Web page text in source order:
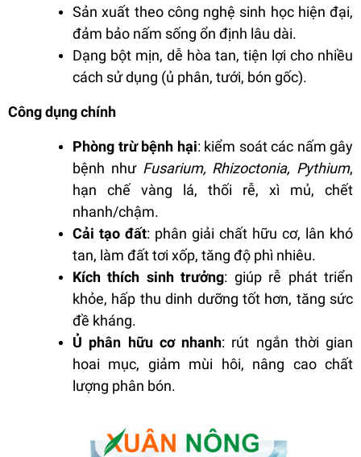
Sản xuất theo công nghệ sinh học hiện đại,
đảm bảo nấm sống ổn định lâu dài.
Dạng bột mịn, dễ hòa tan, tiện lợi cho nhiều
cách sử dụng (ủ phân, tưới, bón gốc).
Công dụng chính
Phòng trừ bệnh hại: kiểm soát các nấm gây
bệnh như Fusarium, Rhizoctonia, Pythium,
hạn chế vàng lá, thối rễ, xì mủ, chết
nhanh/chậm.
Cải tạo đất: phân giải chất hữu cơ, lân khó
tan, làm đất tơi xốp, tăng độ phì nhiêu.
Kích thích sinh trưởng: giúp rễ phát triển
khỏe, hấp thu dinh dưỡng tốt hơn, tăng sức
đề kháng.
Ủ phân hữu cơ nhanh: rút ngắn thời gian
hoai mục, giảm mùi hôi, nâng cao chất
lượng phân bón.